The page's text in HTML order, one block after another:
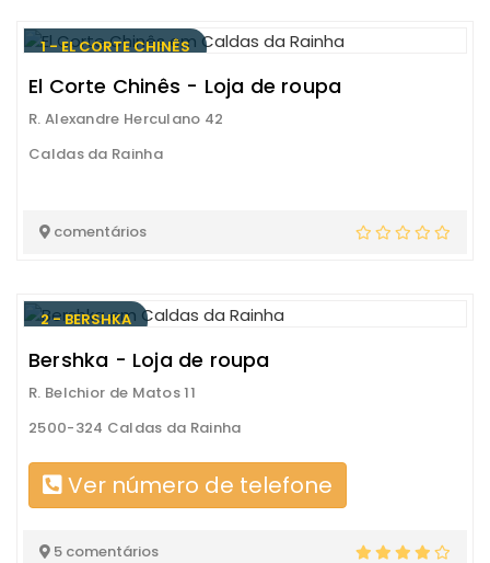
1 - EL CORTE CHINÊS
El Corte Chinês - Loja de roupa
R. Alexandre Herculano 42
Caldas da Rainha
comentários
2 - BERSHKA
Bershka - Loja de roupa
R. Belchior de Matos 11
2500-324 Caldas da Rainha
Ver número de telefone
5 comentários